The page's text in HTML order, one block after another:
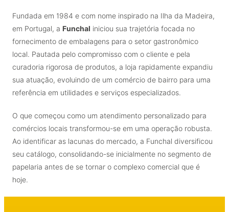
Fundada em 1984 e com nome inspirado na Ilha da Madeira,
em Portugal, a Funchal iniciou sua trajetória focada no
fornecimento de embalagens para o setor gastronômico
local. Pautada pelo compromisso com o cliente e pela
curadoria rigorosa de produtos, a loja rapidamente expandiu
sua atuação, evoluindo de um comércio de bairro para uma
referência em utilidades e serviços especializados.
O que começou como um atendimento personalizado para
comércios locais transformou-se em uma operação robusta.
Ao identificar as lacunas do mercado, a Funchal diversificou
seu catálogo, consolidando-se inicialmente no segmento de
papelaria antes de se tornar o complexo comercial que é
hoje.